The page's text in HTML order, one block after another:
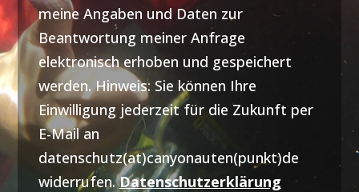
meine Angaben und Daten zur
Beantwortung meiner Anfrage
elektronisch erhoben und gespeichert
werden. Hinweis: Sie können Ihre
Einwilligung jederzeit für die Zukunft per
E-Mail an
datenschutz(at)canyonauten(punkt)de
widerrufen.Datenschutzerklärung